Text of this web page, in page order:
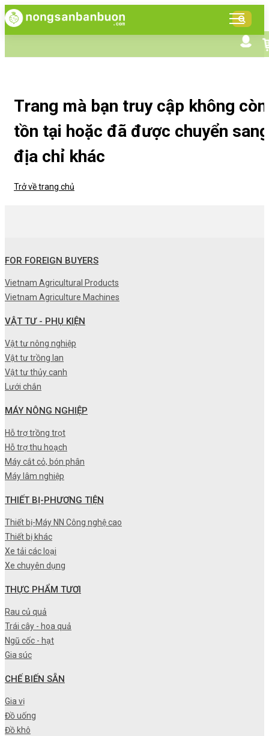
MỤC
Trang mà bạn truy cập không còn
tồn tại hoặc đã được chuyển sang
địa chỉ khác
Trở về trang chủ
FOR FOREIGN BUYERS
Vietnam Agricultural Products
Vietnam Agriculture Machines
VẬT TƯ - PHỤ KIỆN
Vật tư nông nghiệp
Vật tư trồng lan
Vật tư thủy canh
Lưới chắn
MÁY NÔNG NGHIỆP
Hỗ trợ trồng trọt
Hỗ trợ thu hoạch
Máy cắt cỏ, bón phân
Máy lâm nghiệp
THIẾT BỊ-PHƯƠNG TIỆN
Thiết bị-Máy NN Công nghệ cao
Thiết bị khác
Xe tải các loại
Xe chuyên dụng
THỰC PHẨM TƯƠI
Rau củ quả
Trái cây - hoa quả
Ngũ cốc - hạt
Gia súc
CHẾ BIẾN SẴN
Gia vị
Đồ uống
Đồ khô